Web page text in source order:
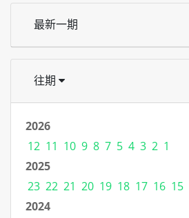
最新一期
往期
2026
12 11 10 9 8 7 5 4 3 2 1
2025
23 22 21 20 19 18 17 16 15
2024